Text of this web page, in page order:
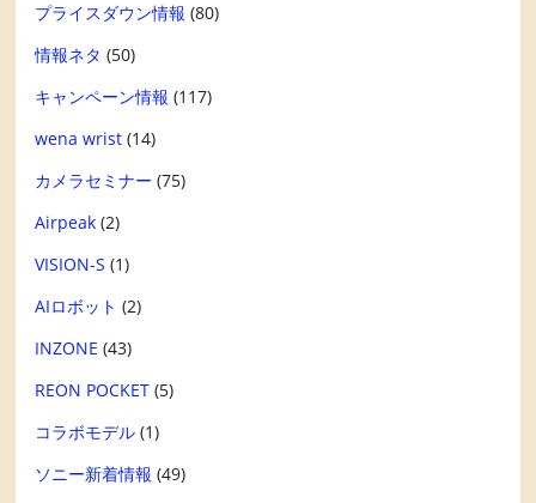
プライスダウン情報 (80)
情報ネタ (50)
キャンペーン情報 (117)
wena wrist (14)
カメラセミナー (75)
Airpeak (2)
VISION-S (1)
AIロボット (2)
INZONE (43)
REON POCKET (5)
コラボモデル (1)
ソニー新着情報 (49)